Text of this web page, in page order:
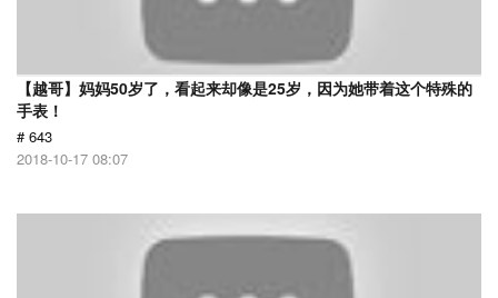
【越哥】妈妈50岁了，看起来却像是25岁，因为她带着这个特殊的
手表！
# 643
2018-10-17 08:07